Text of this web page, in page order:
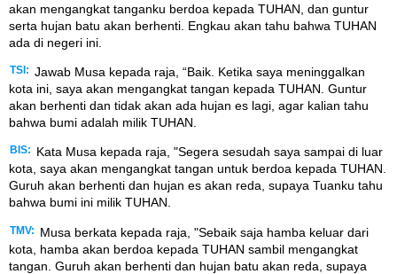
akan mengangkat tanganku berdoa kepada TUHAN, dan guntur
serta hujan batu akan berhenti. Engkau akan tahu bahwa TUHAN
ada di negeri ini.
TSI: Jawab Musa kepada raja, “Baik. Ketika saya meninggalkan
kota ini, saya akan mengangkat tangan kepada TUHAN. Guntur
akan berhenti dan tidak akan ada hujan es lagi, agar kalian tahu
bahwa bumi adalah milik TUHAN.
BIS:
Kata Musa kepada raja, "Segera sesudah saya sampai di luar
kota, saya akan mengangkat tangan untuk berdoa kepada TUHAN.
Guruh akan berhenti dan hujan es akan reda, supaya Tuanku tahu
bahwa bumi ini milik TUHAN.
TMV:
Musa berkata kepada raja, "Sebaik saja hamba keluar dari
kota, hamba akan berdoa kepada TUHAN sambil mengangkat
tangan. Guruh akan berhenti dan hujan batu akan reda, supaya